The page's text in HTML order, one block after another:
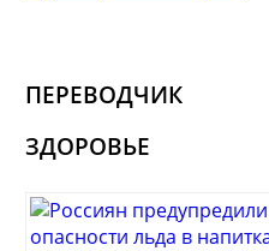
ПЕРЕВОДЧИК
ЗДОРОВЬЕ